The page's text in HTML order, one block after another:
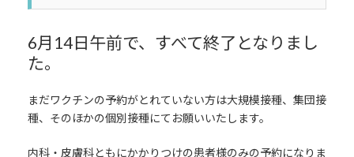
6月14日午前で、すべて終了となりまし
た。
まだワクチンの予約がとれていない方は大規模接種、集団接
種、そのほかの個別接種にてお願いいたします。
内科・皮膚科ともにかかりつけの患者様のみの予約になりま